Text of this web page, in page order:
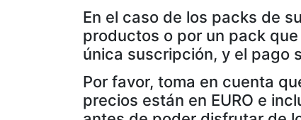
En el caso de los packs de
productos o por un pack
única suscripción, y el pago
Por favor, toma en cuenta
precios están en EURO e